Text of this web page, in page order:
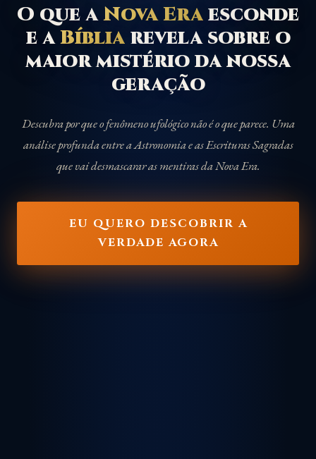
O que aNova Eraesconde
e aBíbliarevela sobre o
maior mistério da nossa
geração
Descubra por que o fenômeno ufológico não é o que parece. Uma
análise profunda entre a Astronomia e as Escrituras Sagradas
que vai desmascarar as mentiras da Nova Era.
EU QUERO DESCOBRIR A
VERDADE AGORA